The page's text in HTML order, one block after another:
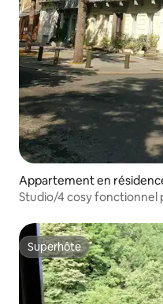
Appartement en
on
Studio/4 cosy fonctionnel
Superhôte
Superhôte